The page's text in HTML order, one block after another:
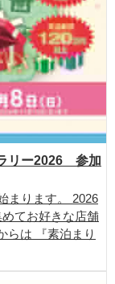
リー2026 参加
まります。 2026
てお好きな店舗
らは 『素泊まり